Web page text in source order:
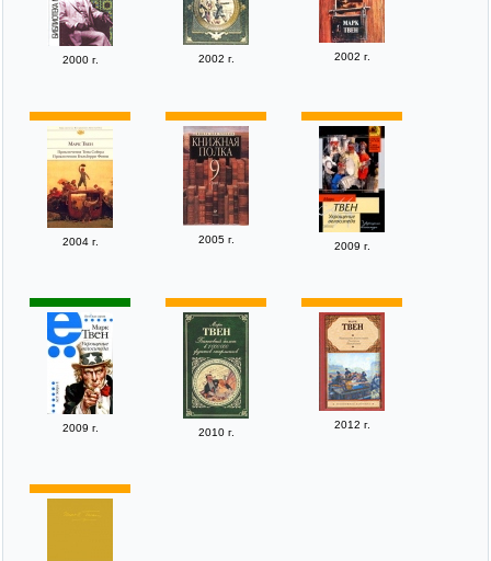
2000 г. 2002 г. 2002 г.
2004 г. 2005 г.
2009 г.
2009 г. 2010 г.
2012 г.